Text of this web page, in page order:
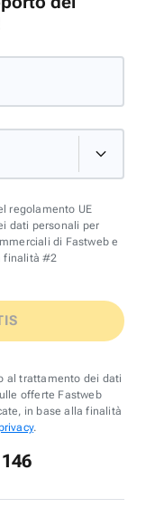
regolamento UE
dati personali per
di Fastweb e
finalità #2
al trattamento dei dati
offerte Fastweb
in base alla finalità
.